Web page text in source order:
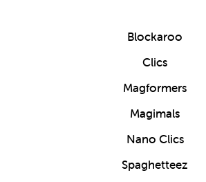
Blockaroo
Clics
Magformers
Magimals
Nano Clics
Spaghetteez